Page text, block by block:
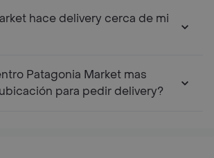
hace delivery cerca de mi
Patagonia Market mas
para pedir delivery?